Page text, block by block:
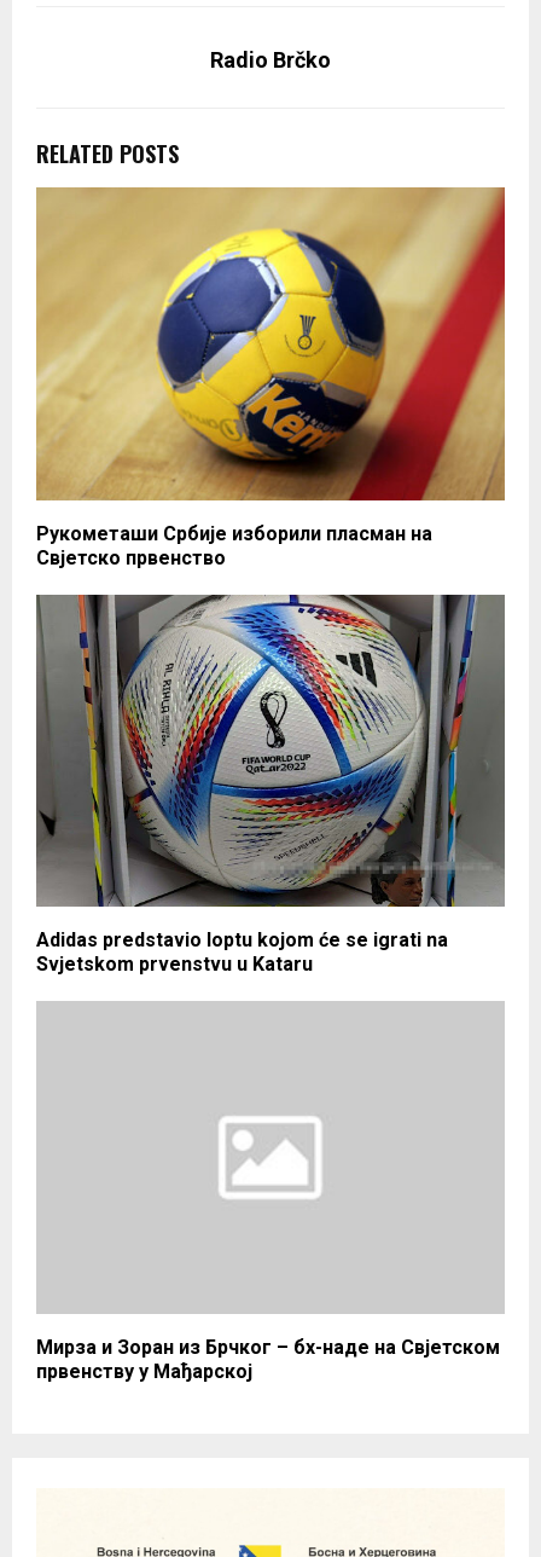
Radio Brčko
RELATED POSTS
Рукометаши Србије изборили пласман на
Свјетско првенство
Adidas predstavio loptu kojom će se igrati na
Svjetskom prvenstvu u Kataru
Мирза и Зоран из Брчког – бх-наде на Свјетском
првенству у Мађарској